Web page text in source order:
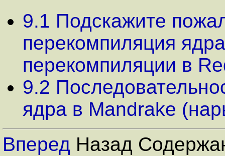
9.1 Подскажите
перекомпиляция
перекомпиляции в
9.2
ядра в Mandrake
Вперед Назад